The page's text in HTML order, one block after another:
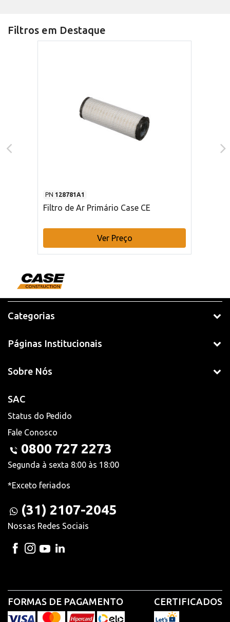
Filtros em Destaque
PN 128781A1
Filtro de Ar Primário Case CE
Ver Preço
Categorias
Páginas Institucionais
Sobre Nós
SAC
Status do Pedido
Fale Conosco
0800 727 2273
Segunda à sexta 8:00 às 18:00
*Exceto feriados
(31) 2107-2045
Nossas Redes Sociais
FORMAS DE PAGAMENTO CERTIFICADOS